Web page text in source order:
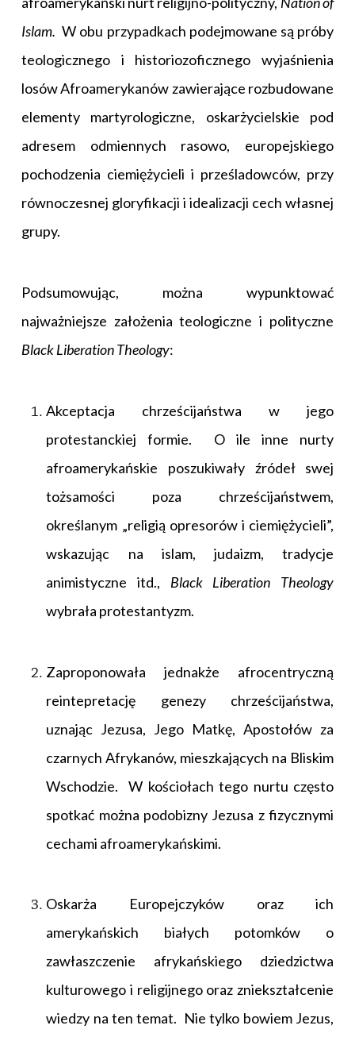
Islam. W obu przypadkach podejmowane są próby
teologicznego i historiozoficznego wyjaśnienia
losów Afroamerykanów zawierające rozbudowane
elementy martyrologiczne, oskarżycielskie pod
adresem odmiennych rasowo, europejskiego
pochodzenia ciemiężycieli i prześladowców, przy
równoczesnej gloryfikacji i idealizacji cech własnej
grupy.
Podsumowując, można wypunktować
najważniejsze założenia teologiczne i polityczne
Black Liberation Theology:
Akceptacja chrześcijaństwa w jego
protestanckiej formie. O ile inne nurty
afroamerykańskie poszukiwały źródeł swej
tożsamości poza chrześcijaństwem,
określanym „religią opresorów i ciemiężycieli”,
wskazując na islam, judaizm, tradycje
animistyczne itd., Black Liberation Theology
wybrała protestantyzm.
Zaproponowała jednakże afrocentryczną
reintepretację genezy chrześcijaństwa,
uznając Jezusa, Jego Matkę, Apostołów za
czarnych Afrykanów, mieszkających na Bliskim
Wschodzie. W kościołach tego nurtu często
spotkać można podobizny Jezusa z fizycznymi
cechami afroamerykańskimi.
Oskarża Europejczyków oraz ich
amerykańskich białych potomków o
zawłaszczenie afrykańskiego dziedzictwa
kulturowego i religijnego oraz zniekształcenie
wiedzy na ten temat. Nie tylko bowiem Jezus,